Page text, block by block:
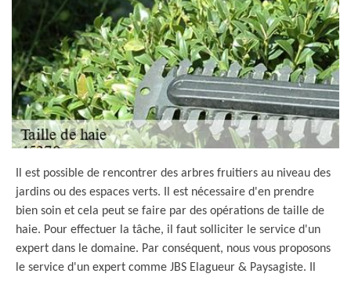
Il est possible de rencontrer des arbres fruitiers au niveau des
jardins ou des espaces verts. Il est nécessaire d'en prendre
bien soin et cela peut se faire par des opérations de taille de
haie. Pour effectuer la tâche, il faut solliciter le service d'un
expert dans le domaine. Par conséquent, nous vous proposons
le service d'un expert comme JBS Elagueur & Paysagiste. Il